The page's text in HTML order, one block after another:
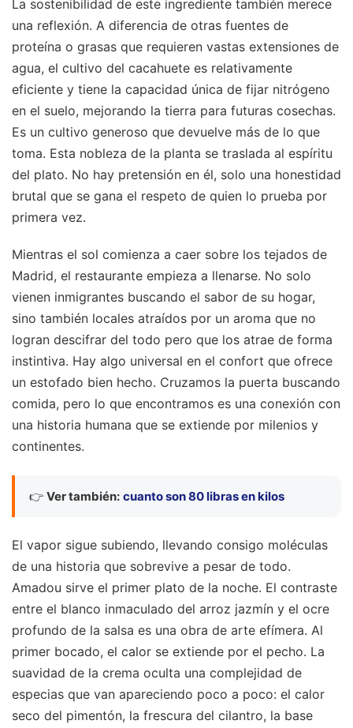
La sostenibilidad de este ingrediente también merece
una reflexión. A diferencia de otras fuentes de
proteína o grasas que requieren vastas extensiones de
agua, el cultivo del cacahuete es relativamente
eficiente y tiene la capacidad única de fijar nitrógeno
en el suelo, mejorando la tierra para futuras cosechas.
Es un cultivo generoso que devuelve más de lo que
toma. Esta nobleza de la planta se traslada al espíritu
del plato. No hay pretensión en él, solo una honestidad
brutal que se gana el respeto de quien lo prueba por
primera vez.
Mientras el sol comienza a caer sobre los tejados de
Madrid, el restaurante empieza a llenarse. No solo
vienen inmigrantes buscando el sabor de su hogar,
sino también locales atraídos por un aroma que no
logran descifrar del todo pero que los atrae de forma
instintiva. Hay algo universal en el confort que ofrece
un estofado bien hecho. Cruzamos la puerta buscando
comida, pero lo que encontramos es una conexión con
una historia humana que se extiende por milenios y
continentes.
👉 Ver también: cuanto son 80 libras en kilos
El vapor sigue subiendo, llevando consigo moléculas
de una historia que sobrevive a pesar de todo.
Amadou sirve el primer plato de la noche. El contraste
entre el blanco inmaculado del arroz jazmín y el ocre
profundo de la salsa es una obra de arte efímera. Al
primer bocado, el calor se extiende por el pecho. La
suavidad de la crema oculta una complejidad de
especias que van apareciendo poco a poco: el calor
seco del pimentón, la frescura del cilantro, la base